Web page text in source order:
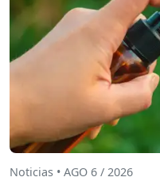
Noticias • AGO 6 / 2026